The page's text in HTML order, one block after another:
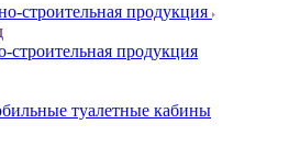
строительная продукция
строительная продукция
туалетные кабины